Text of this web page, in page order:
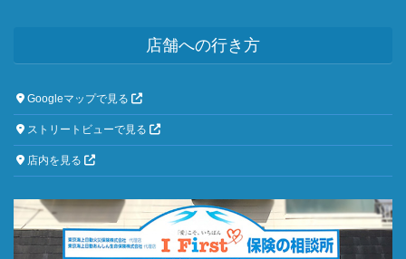
店舗への行き方
Googleマップで見る
ストリートビューで見る
店内を見る